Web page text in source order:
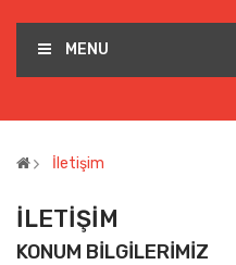
MENU
İletişim
İLETIŞIM
KONUM BILGILERIMIZ